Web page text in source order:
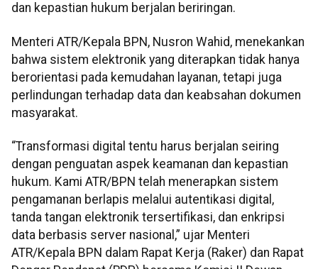
dan kepastian hukum berjalan beriringan.
Menteri ATR/Kepala BPN, Nusron Wahid, menekankan
bahwa sistem elektronik yang diterapkan tidak hanya
berorientasi pada kemudahan layanan, tetapi juga
perlindungan terhadap data dan keabsahan dokumen
masyarakat.
“Transformasi digital tentu harus berjalan seiring
dengan penguatan aspek keamanan dan kepastian
hukum. Kami ATR/BPN telah menerapkan sistem
pengamanan berlapis melalui autentikasi digital,
tanda tangan elektronik tersertifikasi, dan enkripsi
data berbasis server nasional,” ujar Menteri
ATR/Kepala BPN dalam Rapat Kerja (Raker) dan Rapat